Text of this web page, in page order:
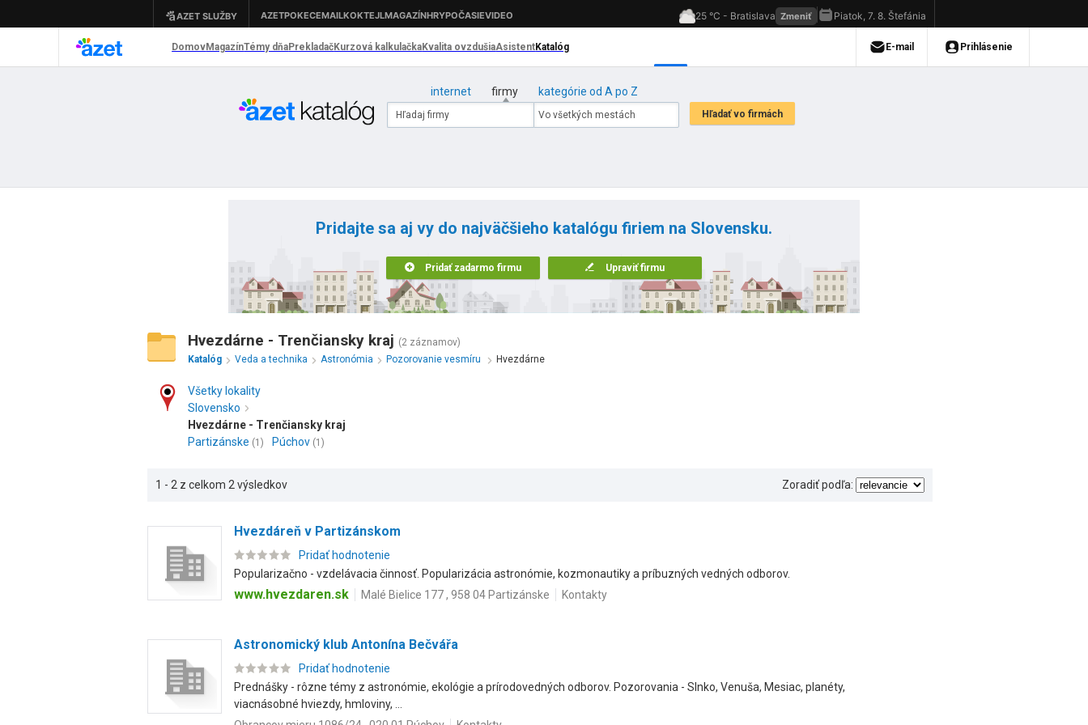
internet firmy kategórie od A po Z
Pridajte sa aj vy do najväčšieho katalógu firiem na Slovensku.
Pridať zadarmo firmu Upraviť firmu
Hvezdárne - Trenčiansky kraj (2 záznamov)
Katalóg
Veda a technika Astronómia Pozorovanie vesmíru Hvezdárne
Všetky lokality
Slovensko
Hvezdárne - Trenčiansky kraj
Partizánske (1) Púchov (1)
1 - 2 z celkom 2 výsledkov Zoradiť podľa:
Hvezdáreň v Partizánskom
Pridať hodnotenie
Popularizačno - vzdelávacia činnosť. Popularizácia astronómie, kozmonautiky a príbuzných vedných odborov.
www.hvezdaren.sk Malé Bielice 177 , 958 04 Partizánske Kontakty
Astronomický klub Antonína Bečvářa
Pridať hodnotenie
Prednášky - rôzne témy z astronómie, ekológie a prírodovedných odborov. Pozorovania - Slnko, Venuša, Mesiac, planéty,
viacnásobné hviezdy, hmloviny, ...